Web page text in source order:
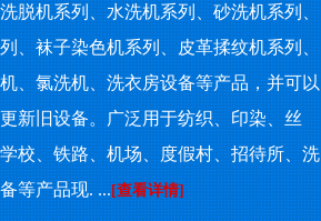
脱机系列、水洗机系列、砂洗机系列、
、袜子染色机系列、皮革揉纹机系列、
、氯洗机、洗衣房设备等产品，并可以
新旧设备。广泛用于纺织、印染、丝
校、铁路、机场、度假村、招待所、洗
等产品现. ...[查看详情]